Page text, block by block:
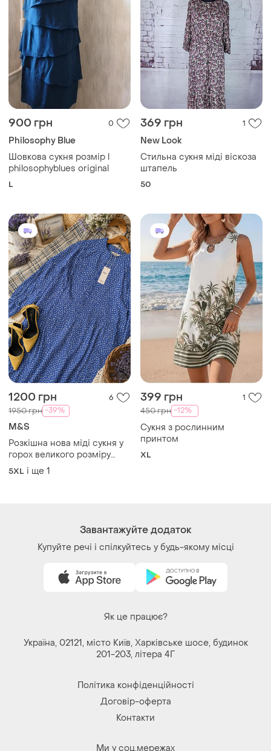
900 грн
Philosophy Blue
Шовкова сукня розмір l
philosophyblues original
L
369 грн 1
Стильна сукня міді віскоза
штапель
50
1200 грн 6
1950 грн -39%
M&S
Розкішна нова міді сукня у
горох великого розміру
батал
5XL і ще 1
399 грн
-12%
Сукня з рослинним
принтом
XL
Як це працює?
Україна, 02121, місто Київ, Харківське шосе, будинок
Політика конфіденційності
Договір-оферта
Контакти
Ми у соц.мережах
Речі за кліком серця. Всі права захищені